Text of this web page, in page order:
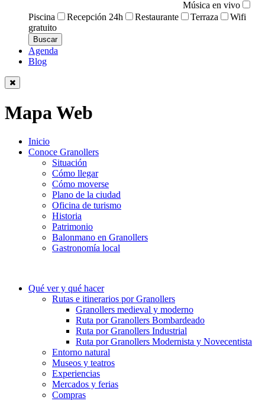
Música en vivo
Piscina
Recepción 24h Restaurante Terraza
Wifi
gratuito
Agenda
Blog
Mapa Web
Inicio
Conoce Granollers
Situación
Cómo llegar
Cómo moverse
Plano de la ciudad
Oficina de turismo
Historia
Patrimonio
Balonmano en Granollers
Gastronomía local
Qué ver y qué hacer
Rutas e itinerarios por Granollers
Granollers medieval y moderno
Ruta por Granollers Bombardeado
Ruta por Granollers Industrial
Ruta por Granollers Modernista y Novecentista
Entorno natural
Museos y teatros
Experiencias
Mercados y ferias
Compras